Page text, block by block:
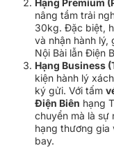
Hạng Premium
nâng tầm trải
30kg. Đặc biệt,
và nhận hành lý,
Nội Bài lẫn Điện
Hạng Business
kiện hành lý
ký gửi. Với tấm
Điện Biên hạng
chuyển mà là
hạng thương gia
bay.